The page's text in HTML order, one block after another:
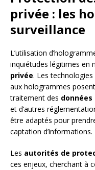
privée : les
surveillance
L’utilisation
inquiétudes légitimes en
privée. Les
aux hologrammes
traitement des données
et d’autres
être adaptés pour
captation d’informations.
Les autorités de
ces enjeux, cherchant à